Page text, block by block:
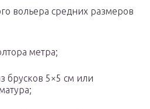
вольера средних размеров
метра;
брусков 5×5 см или